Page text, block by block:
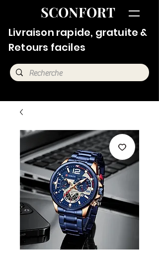
SCONFORT
Livraison rapide, gratuite &
Retours faciles